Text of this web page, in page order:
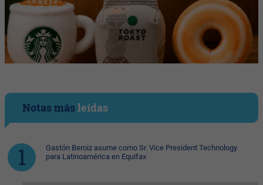
Notas másleídas
Gastón Beroiz asume como Sr. Vice President Technology
para Latinoamérica en Equifax